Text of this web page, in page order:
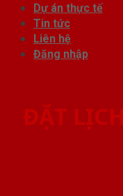
Dự án thực tế
Tin tức
Liên hệ
Đăng nhập
ĐẶT